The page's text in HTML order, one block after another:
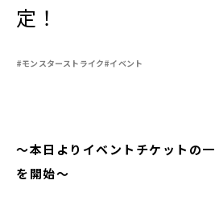
定！
#モンスターストライク#イベント
～本日よりイベントチケットの
を開始～